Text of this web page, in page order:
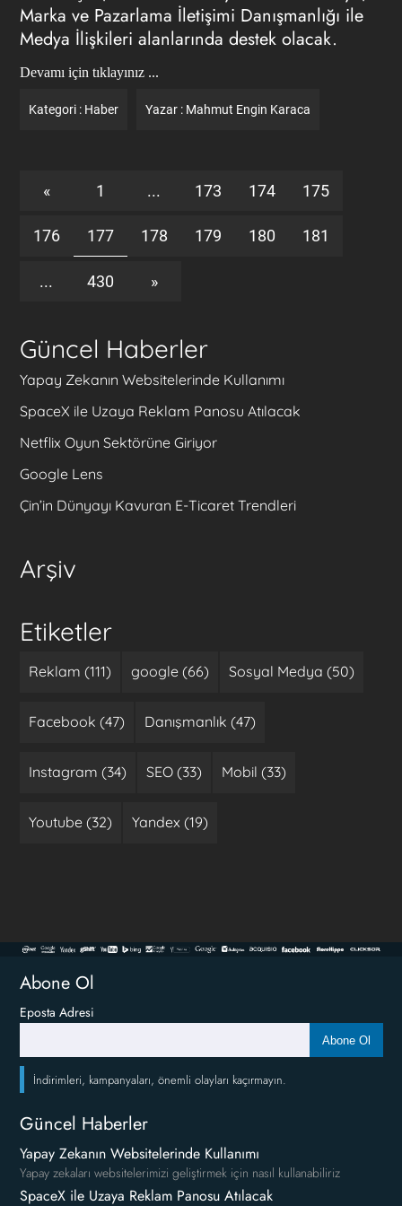
Marka ve Pazarlama İletişimi Danışmanlığı ile
Medya İlişkileri alanlarında destek olacak.
Devamı için tıklayınız ...
Kategori : Haber Yazar : Mahmut Engin Karaca
« 1 ... 173 174 175
176 177 178 179 180 181
... 430 »
Güncel Haberler
Yapay Zekanın Websitelerinde Kullanımı
SpaceX ile Uzaya Reklam Panosu Atılacak
Netflix Oyun Sektörüne Giriyor
Google Lens
Çin’in Dünyayı Kavuran E-Ticaret Trendleri
Arşiv
Etiketler
Reklam (111) google (66) Sosyal Medya (50)
Facebook (47) Danışmanlık (47)
Instagram (34) SEO (33) Mobil (33)
Youtube (32) Yandex (19)
Abone Ol
Eposta Adresi
Abone Ol
İndirimleri, kampanyaları, önemli olayları kaçırmayın.
Güncel Haberler
Yapay Zekanın Websitelerinde Kullanımı
Yapay zekaları websitelerimizi geliştirmek için nasıl kullanabiliriz
SpaceX ile Uzaya Reklam Panosu Atılacak